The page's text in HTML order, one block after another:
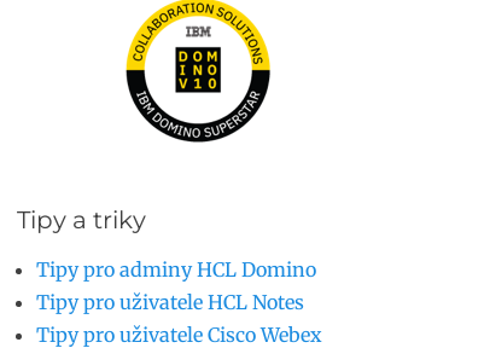
Tipy a triky
Tipy pro adminy HCL Domino
Tipy pro uživatele HCL Notes
Tipy pro uživatele Cisco Webex